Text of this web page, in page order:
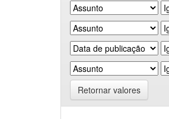
Retornar valores